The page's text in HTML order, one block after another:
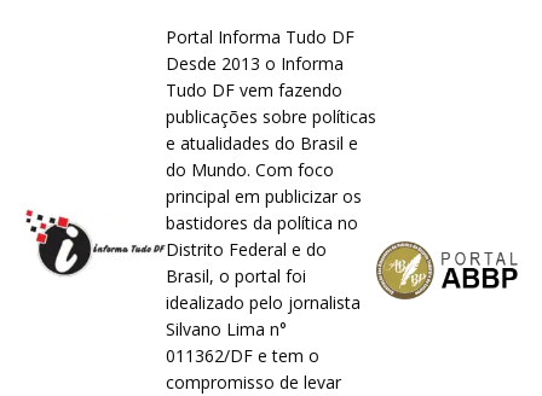
Portal Informa Tudo DF
Desde 2013 o Informa
Tudo DF vem fazendo
publicações sobre políticas
e atualidades do Brasil e
do Mundo. Com foco
principal em publicizar os
bastidores da política no
Distrito Federal e do
Brasil, o portal foi
idealizado pelo jornalista
Silvano Lima n°
011362/DF e tem o
compromisso de levar